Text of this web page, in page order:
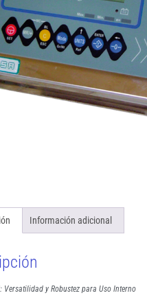
Información adicional
Versatilidad y Robustez para Uso Interno